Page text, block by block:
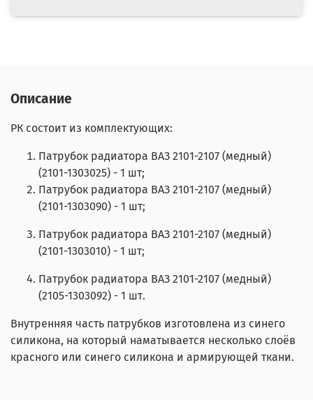
Описание
РК состоит из комплектующих:
Патрубок радиатора ВАЗ 2101-2107 (медный)
(2101-1303025) - 1 шт;
Патрубок радиатора ВАЗ 2101-2107 (медный)
(2101-1303090) - 1 шт;
Патрубок радиатора ВАЗ 2101-2107 (медный)
(2101-1303010) - 1 шт;
Патрубок радиатора ВАЗ 2101-2107 (медный)
(2105-1303092) - 1 шт.
Внутренняя часть патрубков изготовлена из синего
силикона, на который наматывается несколько слоёв
красного или синего силикона и армирующей ткани.